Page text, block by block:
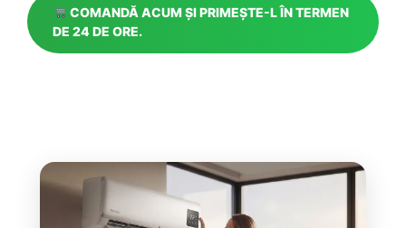
COMANDĂ ACUM ȘI PRIMEȘTE-L ÎN TERMEN
DE 24 DE ORE.